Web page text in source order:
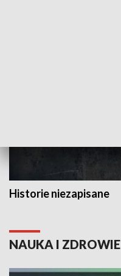
Historie niezapisane
NAUKA I ZDROWIE